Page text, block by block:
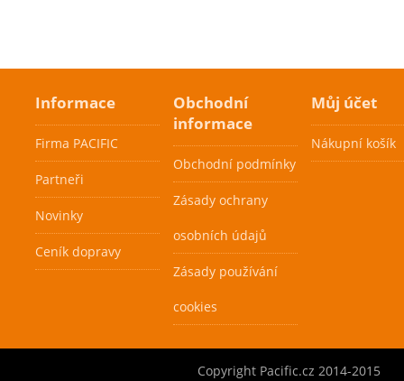
Informace
Firma PACIFIC
Partneři
Novinky
Ceník dopravy
Obchodní
informace
Obchodní podmínky
Zásady ochrany
osobních údajů
Zásady používání
cookies
Můj účet
Nákupní košík
Copyright Pacific.cz 2014-2015